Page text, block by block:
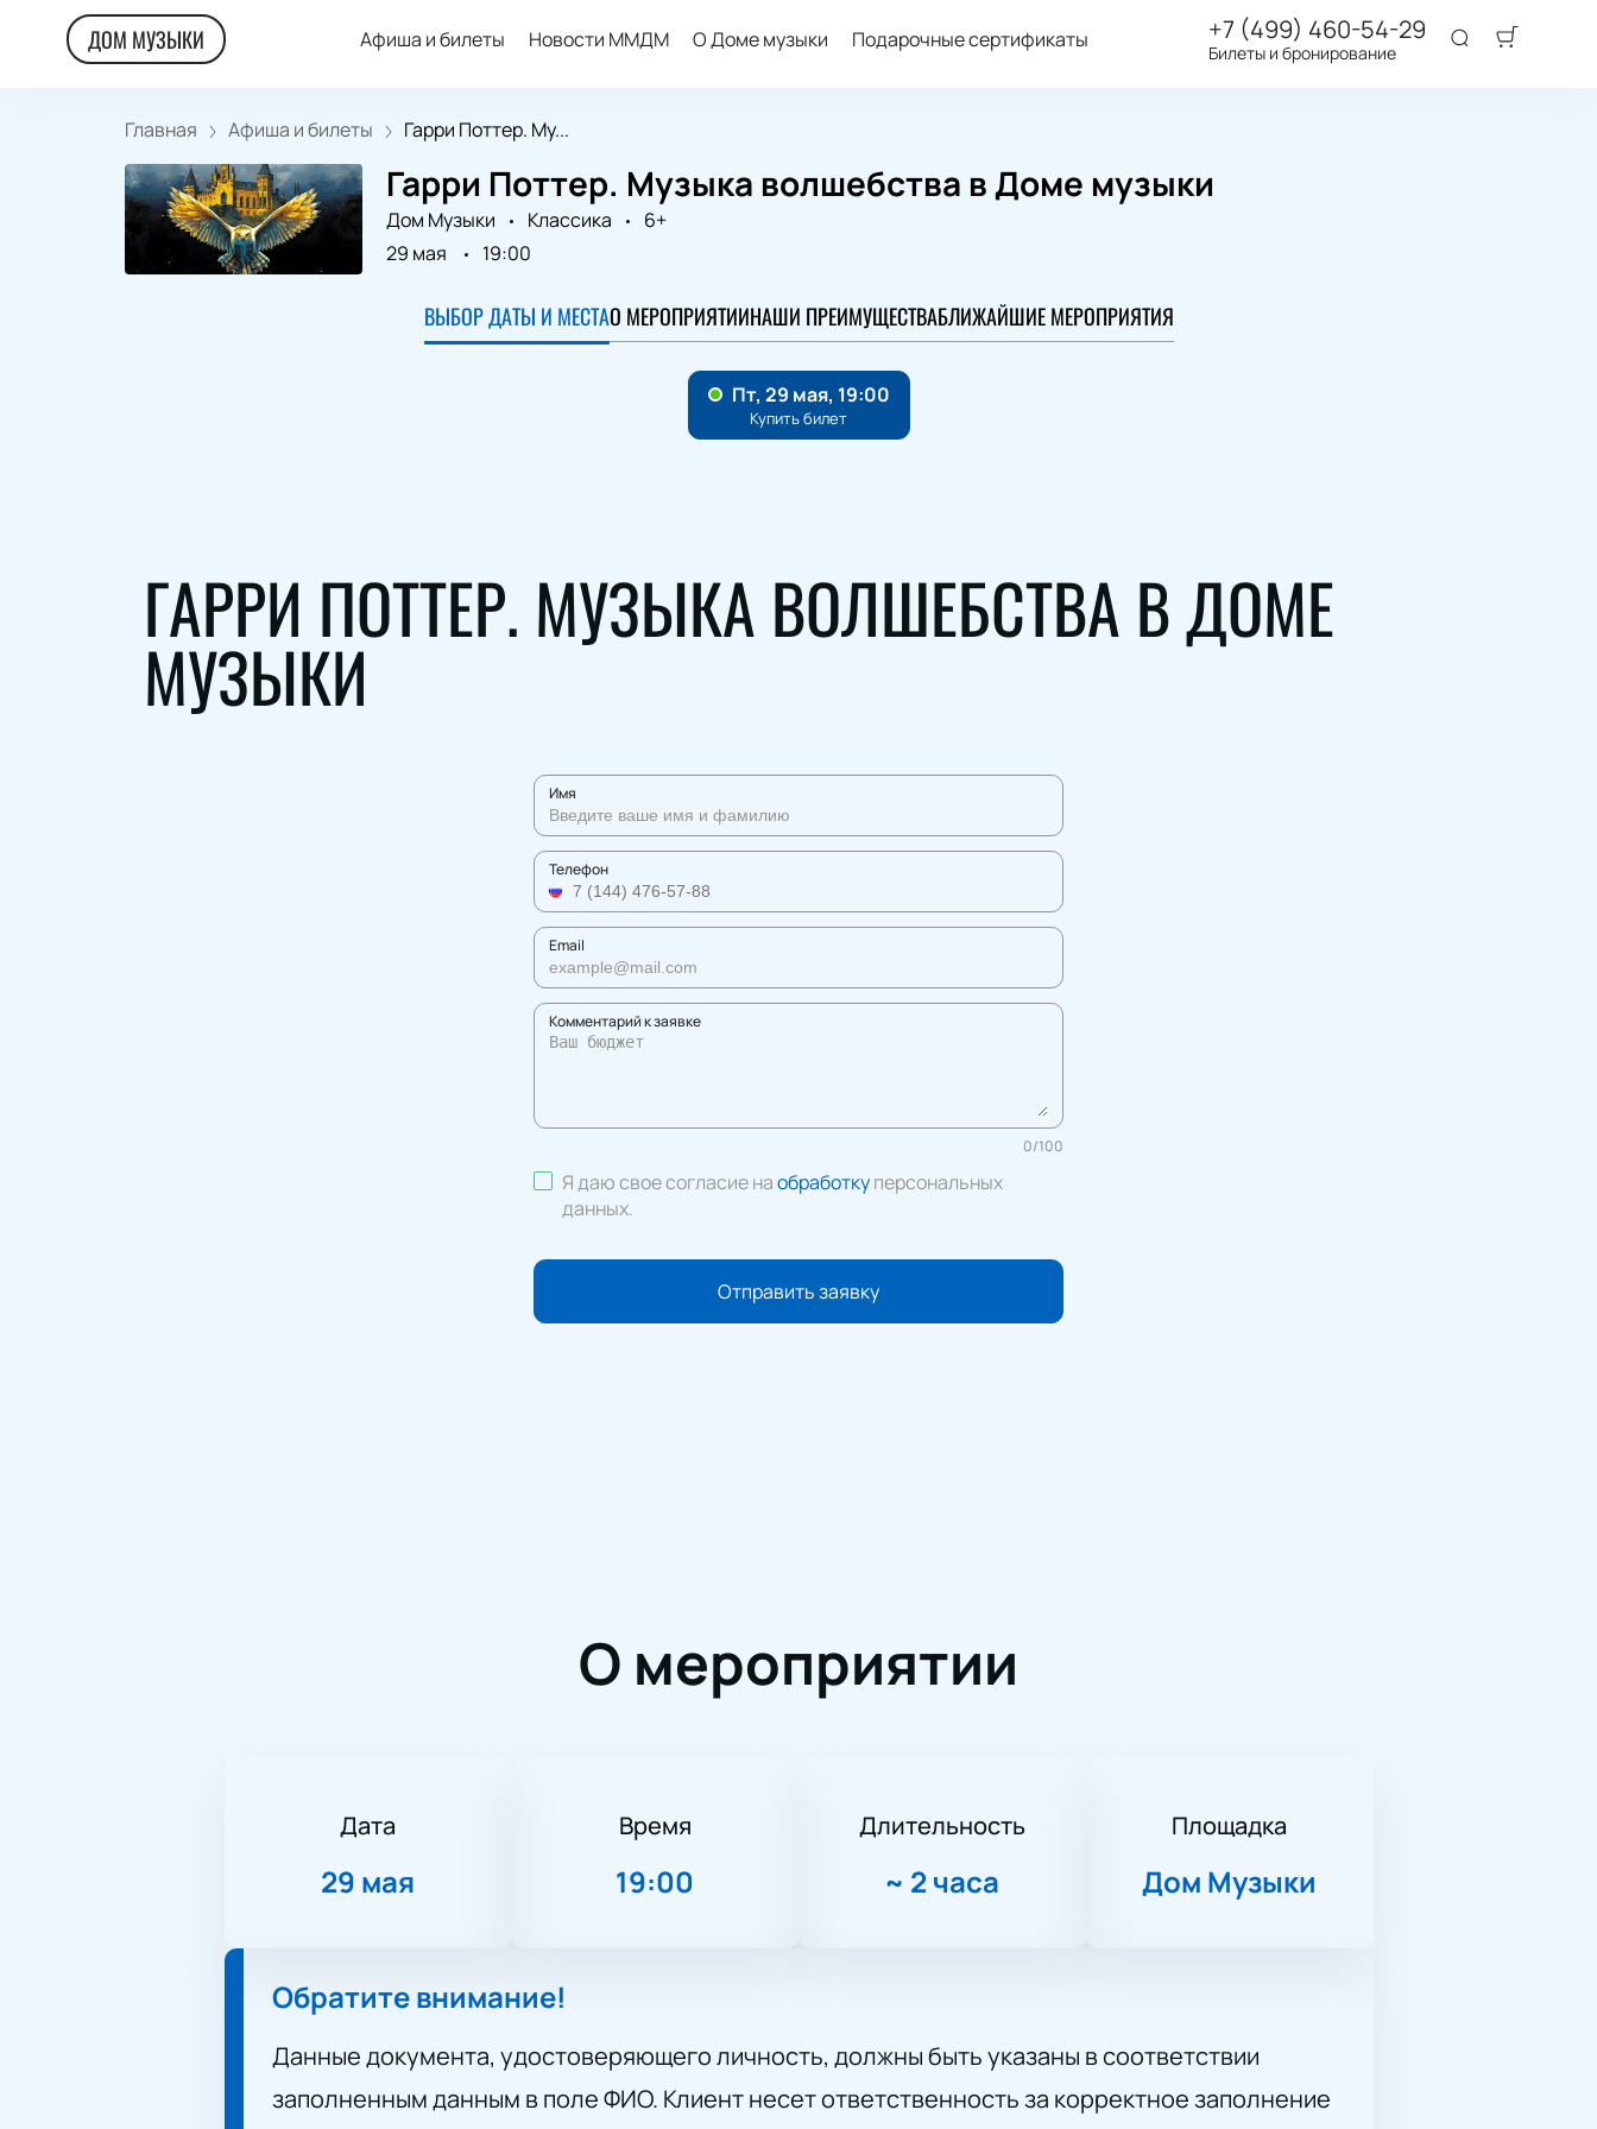
ДОМ МУЗЫКИ Афиша и билеты Новости ММДМ О Доме музыки Подарочные сертификаты +7 (499) 460-54-29
Билеты и бронирование
Главная Афиша и билеты Гарри Поттер. Му...
Гарри Поттер. Музыка волшебства в Доме музыки
Дом Музыки Классика
6+
29 мая
19:00
ВЫБОР ДАТЫ И МЕСТАО МЕРОПРИЯТИИНАШИ ПРЕИМУЩЕСТВАБЛИЖАЙШИЕ МЕРОПРИЯТИЯ
ГАРРИ ПОТТЕР. МУЗЫКА ВОЛШЕБСТВА В ДОМЕ
МУЗЫКИ
Имя
Телефон
Email
Комментарий к заявке
0/100
Я даю свое согласие наобработкуперсональных
данных.
Отправить заявку
О мероприятии
Дата
29 мая
Время
19:00
Длительность
~ 2 часа
Площадка
Дом Музыки
Обратите внимание!
Данные документа, удостоверяющего личность, должны быть указаны в соответствии
заполненным данным в поле ФИО. Клиент несет ответственность за корректное заполнение